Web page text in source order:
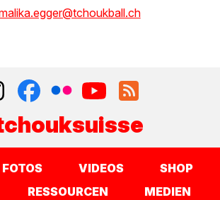
FOTOS VIDEOS
SHOP
RESSOURCEN MEDIEN